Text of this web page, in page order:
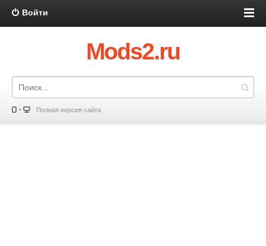
Войти
Mods2.ru
Полная версия сайта